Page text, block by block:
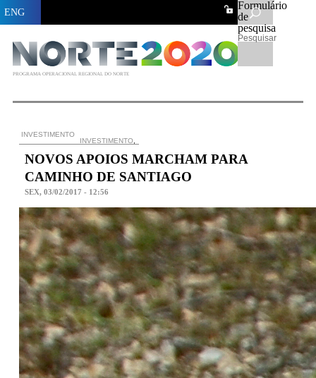
Formulário
de
pesquisa
Pesquisar
PROGRAMA OPERACIONAL REGIONAL DO NORTE
ENG
INVESTIMENTO
INVESTIMENTO,
NOVOS APOIOS MARCHAM PARA
CAMINHO DE SANTIAGO
SEX, 03/02/2017 - 12:56